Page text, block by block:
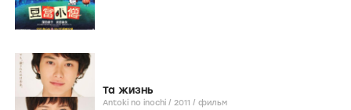
Та жизнь
Antoki no inochi / 2011 / фильм